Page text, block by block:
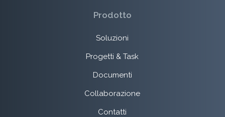
Prodotto
Soluzioni
Progetti & Task
Documenti
Collaborazione
Contatti